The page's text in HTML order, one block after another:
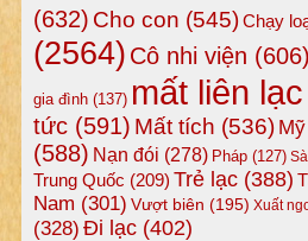
(632) Cho con (545)Chạy
(2564) Cô nhi viện (606)
gia đình(137) mất liên lạc
tức(591) Mất tích (536) Mỹ
(588) Nạn đói (278) Pháp(127)
Trung Quốc (209) Trẻ lạc(388)
Nam (301) Vượt biên (195) Xuất
(328) Đi lạc(402)